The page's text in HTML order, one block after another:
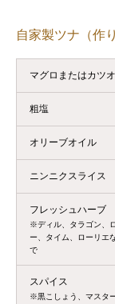
自家製ツナ（作
マグロまたはカツオ
粗塩
オリーブオイル
ニンニクスライス
フレッシュハーブ
※ディル、タラゴン、
ー、タイム、ローリエ
で
スパイス
※黒こしょう、マスタ